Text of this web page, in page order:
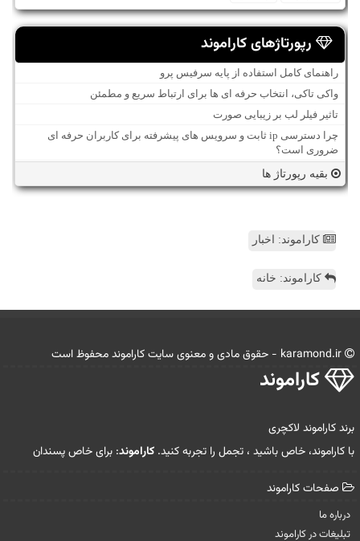
رپورتاژهای کاراموند
راهنمای کامل استفاده از پایه سرفیس پرو
واکی تاکی، انتخاب حرفه ای ها برای ارتباط سریع و مطمئن
تاثیر فیلر لب بر زیبایی صورت
چرا دسترسی ip ثابت و سرویس های پیشرفته برای کاربران حرفه ای
ضروری است؟
بقیه رپورتاژ ها
کاراموند: اخبار
کاراموند: خانه
كاراموند
برند کاراموند لاکچری
با کاراموند، خاص باشید ، تجمل را تجربه کنید. کاراموند: برای خاص پسندان
صفحات كاراموند
درباره ما
تبلیغات در كاراموند